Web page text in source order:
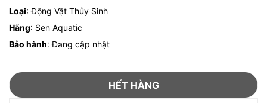
Loại: Động Vật Thủy Sinh
Hãng: Sen Aquatic
Bảo hành: Đang cập nhật
HẾT HÀNG